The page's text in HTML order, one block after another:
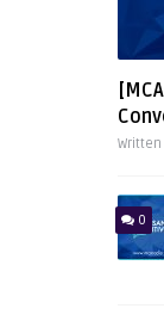
Written
0